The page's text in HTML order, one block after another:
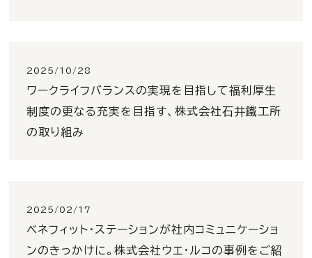
2025/10/28
ワークライフバランスの実現を目指して福利厚生
制度の更なる充実を目指す、株式会社石井鐵工所
の取り組み
2025/02/17
ベネフィット・ステーションが社内コミュニケーショ
ンのきっかけに。株式会社ウエ・ルコの事例をご紹